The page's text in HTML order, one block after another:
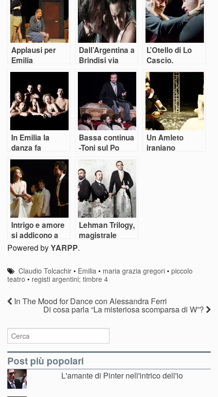
Applausi per
Emilia
Dall’Argentina a
Brindisi via
“Emilia”
L’Otello di Lo
Cascio.
Shakespeare e
ritorno
In Emilia la
danza fa
sistema
Bassa continua
-Toni sul Po
Un Amleto
iraniano
Intrigo e amore
si addicono a
Lev Dodin
Lehman Trilogy,
magistrale
Powered byYARPP.
Claudio Tolcachir • Emilia • maria grazia gregori •piccolo
teatro • registi argentini; timbre 4
In The Mood for Dance con Alessandra Ferri
Di cosa parla “La misteriosa scomparsa di W”?
Post più popolari
L'amante di Pinter nell'intrico dell'io